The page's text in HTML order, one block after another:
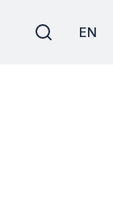
EN